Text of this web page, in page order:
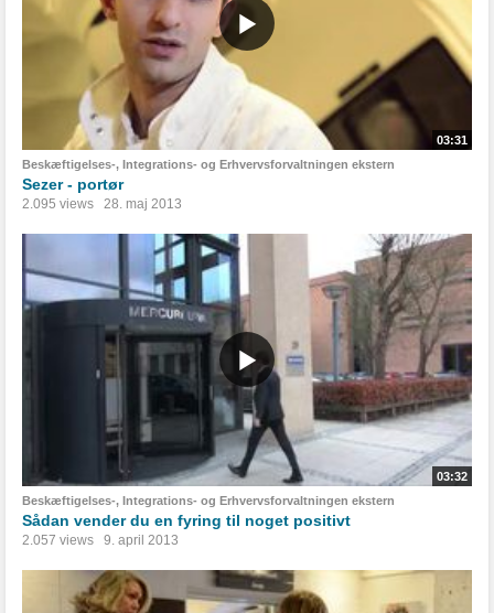
03:31
Beskæftigelses-, Integrations- og Erhvervsforvaltningen ekstern
Sezer - portør
2.095 views 28. maj 2013
03:32
Beskæftigelses-, Integrations- og Erhvervsforvaltningen ekstern
Sådan vender du en fyring til noget positivt
2.057 views 9. april 2013